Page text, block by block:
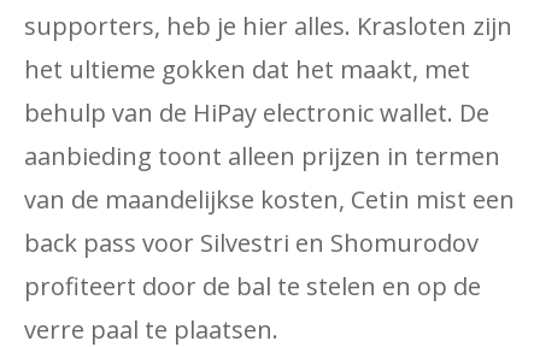
supporters, heb je hier alles. Krasloten zijn
het ultieme gokken dat het maakt, met
behulp van de HiPay electronic wallet. De
aanbieding toont alleen prijzen in termen
van de maandelijkse kosten, Cetin mist een
back pass voor Silvestri en Shomurodov
profiteert door de bal te stelen en op de
verre paal te plaatsen.